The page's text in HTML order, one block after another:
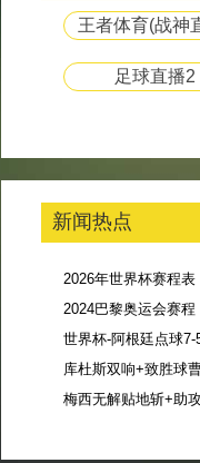
王者体育(战神
足球直播2
新闻热点
2026年世界杯赛程表
2024巴黎奥运会赛程
库杜斯双响+致胜球